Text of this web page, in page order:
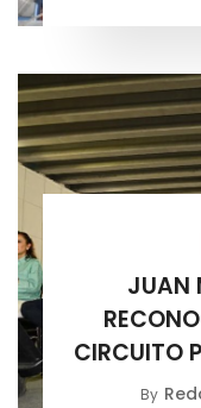
JUAN
CIRCUITO
By